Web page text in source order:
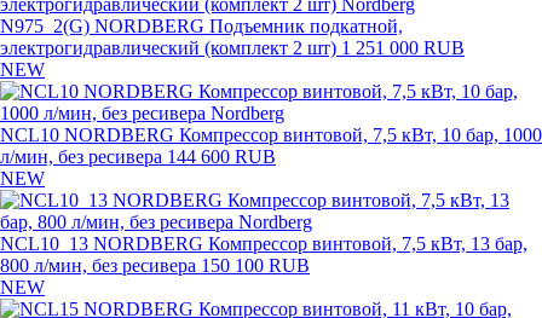
N975_2(G) NORDBERG Подъемник подкатной,
электрогидравлический (комплект 2 шт) 1 251 000 RUB
NEW
NCL10 NORDBERG Компрессор винтовой, 7,5 кВт, 10 бар, 1000
л/мин, без ресивера 144 600 RUB
NEW
NCL10_13 NORDBERG Компрессор винтовой, 7,5 кВт, 13 бар,
800 л/мин, без ресивера 150 100 RUB
NEW